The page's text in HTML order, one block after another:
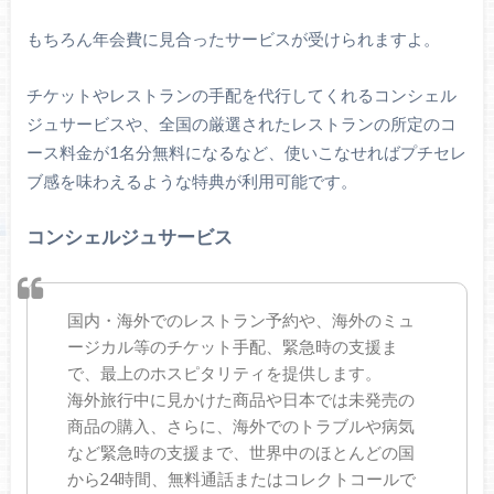
もちろん年会費に見合ったサービスが受けられますよ。
チケットやレストランの手配を代行してくれるコンシェル
ジュサービスや、全国の厳選されたレストランの所定のコ
ース料金が1名分無料になるなど、使いこなせればプチセレ
ブ感を味わえるような特典が利用可能です。
コンシェルジュサービス
国内・海外でのレストラン予約や、海外のミュ
ージカル等のチケット手配、緊急時の支援ま
で、最上のホスピタリティを提供します。
海外旅行中に見かけた商品や日本では未発売の
商品の購入、さらに、海外でのトラブルや病気
など緊急時の支援まで、世界中のほとんどの国
から24時間、無料通話またはコレクトコールで